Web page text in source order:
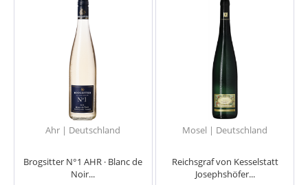
Ahr | Deutschland
Brogsitter N°1 AHR · Blanc de
Noir...
Mosel | Deutschland
Reichsgraf von Kesselstatt
Josephshöfer...